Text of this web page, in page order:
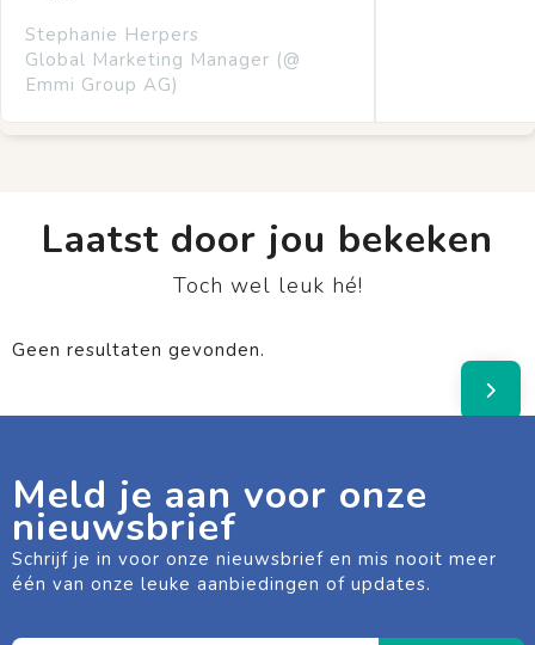
Stephanie Herpers
Global Marketing Manager (@
Emmi Group AG)
Laatst door jou bekeken
Toch wel leuk hé!
Geen resultaten gevonden.
Meld je aan voor onze
nieuwsbrief
Schrijf je in voor onze nieuwsbrief en mis nooit meer
één van onze leuke aanbiedingen of updates.